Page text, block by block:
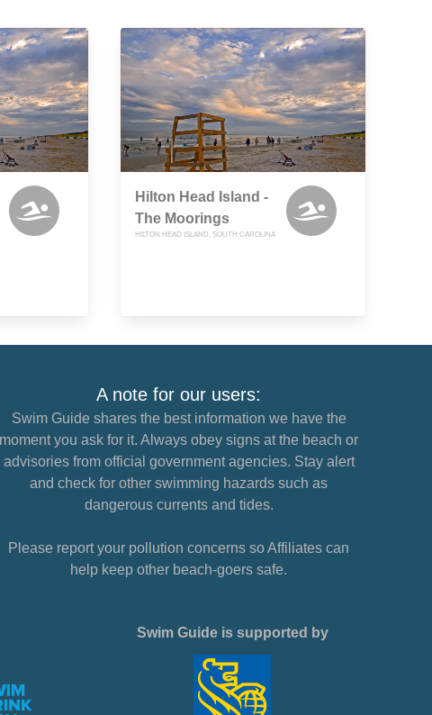
Hilton Head Island -
The Moorings
HILTON HEAD ISLAND, SOUTH CAROLINA
A note for our users:
Swim Guide shares the best information we have the
moment you ask for it. Always obey signs at the beach or
advisories from official government agencies. Stay alert
and check for other swimming hazards such as
dangerous currents and tides.
Please report your pollution concerns so Affiliates can
help keep other beach-goers safe.
Swim Guide is supported by